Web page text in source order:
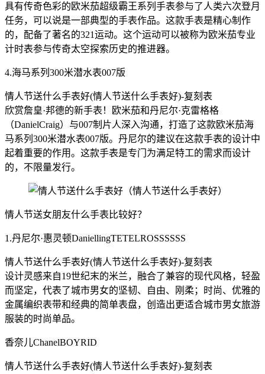
具有传奇色彩的欧米茄超级霸王系列手表参与了人类六次登月
任务，可以说是一部典型的手表作品。这款手表是精心制作
的，配备了著名的321运动。这个运动可以被称为欧米茄专业
计时表参与传奇太空探索历史的推进器。
4.海马系列300米潜水表007版
情人节送什么手表好(情人节送什么手表好)-复刻表
欣赏詹皇·邦德的新手表！欧米茄和丹尼尔·克雷格格
（DanielCraig）与007制片人深入沟通，打造了这款欧米茄海
马系列300米潜水表007版。丹尼尔的建议在这款手表的设计中
起着重要的作用。这款手表是专门为满足特工的需求而设计
的，不限量发行。
情人节送女朋友什么手表比较好？
1.丹尼尔·惠灵顿DaniellingTETELROSSSSSS
情人节送什么手表好(情人节送什么手表好)-复刻表
设计灵感来自19世纪末的米兰，融合了兼容的现代风格，轻盈
而坚定，代表了城市男女的坚韧、自由、刚柔；时尚、优雅的
金属编织表带和经典的简单表盘，创造出更适合城市男女旅游
服装的时尚单品。
香奈儿ChanelBOYRID
情人节送什么手表好(情人节送什么手表好)-复刻表